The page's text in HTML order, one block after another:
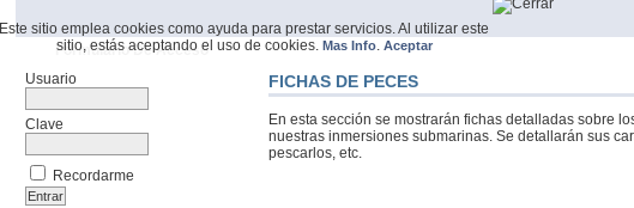
Este sitio emplea cookies como ayuda para prestar servicios. Al utilizar este
sitio, estás aceptando el uso de cookies. Mas Info. Aceptar
Formulario De Acceso
Usuario
Clave
Recordarme
FICHAS DE PECES
En esta sección se mostrarán fichas detalladas sobre
nuestras inmersiones submarinas. Se detallarán sus
pescarlos, etc.